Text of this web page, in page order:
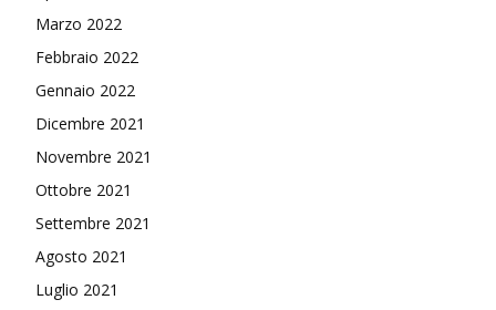
Marzo 2022
Febbraio 2022
Gennaio 2022
Dicembre 2021
Novembre 2021
Ottobre 2021
Settembre 2021
Agosto 2021
Luglio 2021